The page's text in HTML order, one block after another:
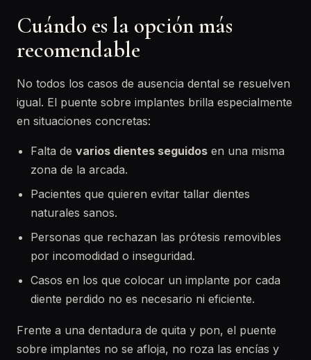
Cuándo es la opción más
recomendable
No todos los casos de ausencia dental se resuelven
igual. El puente sobre implantes brilla especialmente
en situaciones concretas:
Falta de varios dientes seguidos en una misma
zona de la arcada.
Pacientes que quieren evitar tallar dientes
naturales sanos.
Personas que rechazan las prótesis removibles
por incomodidad o inseguridad.
Casos en los que colocar un implante por cada
diente perdido no es necesario ni eficiente.
Frente a una dentadura de quita y pon, el puente
sobre implantes no se afloja, no roza las encías y